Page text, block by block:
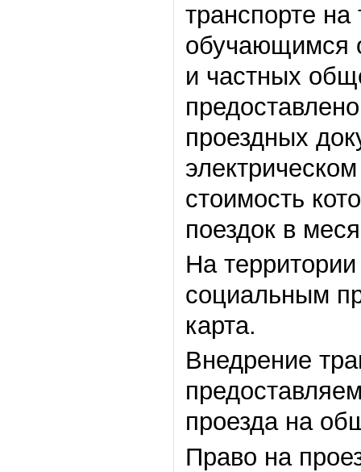
транспорте
обучающимся
и частных
проездных
стоимость
поездок в
На
социальным
карта.
Внедрение
проезда на
Право на